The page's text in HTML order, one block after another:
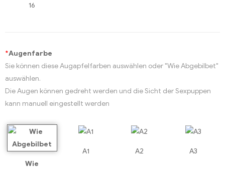
16
*Augenfarbe
Sie können diese Augapfelfarben auswählen oder "Wie Abgebilbet"
auswählen.
Die Augen können gedreht werden und die Sicht der Sexpuppen
kann manuell eingestellt werden
Wie
A1 A2 A3